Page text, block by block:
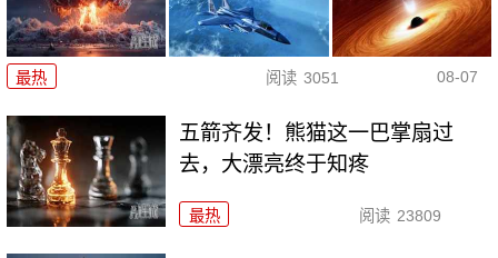
最热 阅读 3051 08-07
五箭齐发！熊猫这一巴掌扇过
去，大漂亮终于知疼
最热 阅读 23809